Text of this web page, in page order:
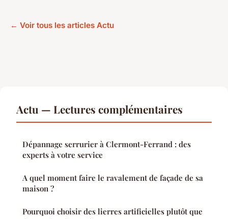
← Voir tous les articles Actu
Actu — Lectures complémentaires
Dépannage serrurier à Clermont-Ferrand : des
experts à votre service
A quel moment faire le ravalement de façade de sa
maison ?
Pourquoi choisir des lierres artificielles plutôt que